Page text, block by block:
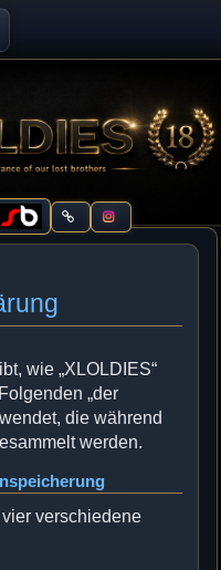
wie „XLOLDIES“
„der
die während
werden.
verschiedene